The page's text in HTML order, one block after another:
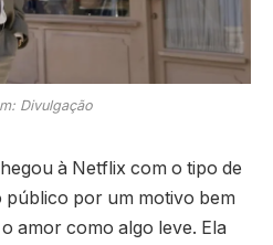
Divulgação
à Netflix com o tipo de
público por um motivo bem
amor como algo leve. Ela